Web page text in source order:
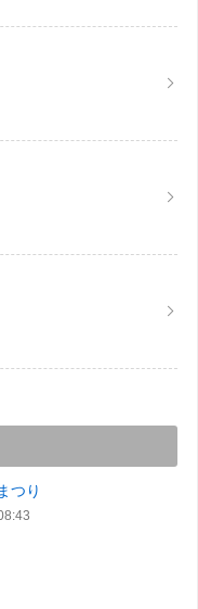
つり